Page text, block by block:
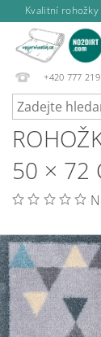
Kvalitní
+420 777
50 × 72